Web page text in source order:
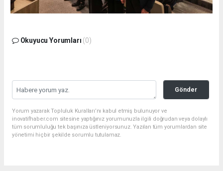
Okuyucu Yorumları (0)
Gönder
Yorum yazarak Topluluk Kuralları’nı kabul etmiş bulunuyor ve
inovatifhaber.com sitesine yaptığınız yorumunuzla ilgili doğrudan veya dolaylı
tüm sorumluluğu tek başınıza üstleniyorsunuz. Yazılan tüm yorumlardan site
yönetimi hiçbir şekilde sorumlu tutulamaz.